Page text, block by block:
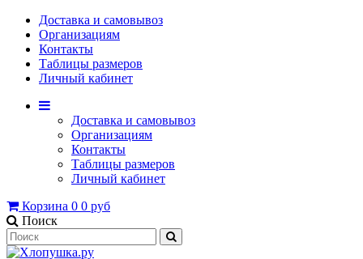
Доставка и самовывоз
Организациям
Контакты
Таблицы размеров
Личный кабинет
Доставка и самовывоз
Организациям
Контакты
Таблицы размеров
Личный кабинет
Корзина 0 0 руб
Поиск